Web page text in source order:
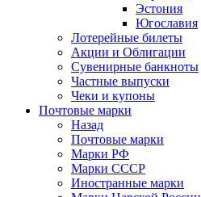
Эстония
Югославия
Лотерейные билеты
Акции и Облигации
Сувенирные банкноты
Частные выпуски
Чеки и купоны
Почтовые марки
Назад
Почтовые марки
Марки РФ
Марки СССР
Иностранные марки